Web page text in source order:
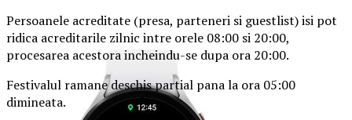
Persoanele acreditate (presa, parteneri si guestlist) isi pot
ridica acreditarile zilnic intre orele 08:00 si 20:00,
procesarea acestora incheindu-se dupa ora 20:00.
Festivalul ramane deschis partial pana la ora 05:00
dimineata.